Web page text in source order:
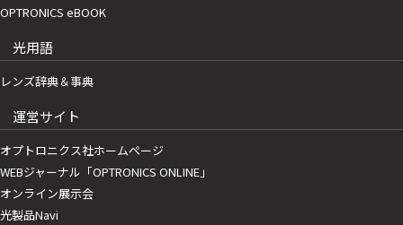
OPTRONICS eBOOK
光用語
レンズ辞典＆事典
運営サイト
オプトロニクス社ホームページ
WEBジャーナル「OPTRONICS ONLINE」
オンライン展示会
光製品Navi